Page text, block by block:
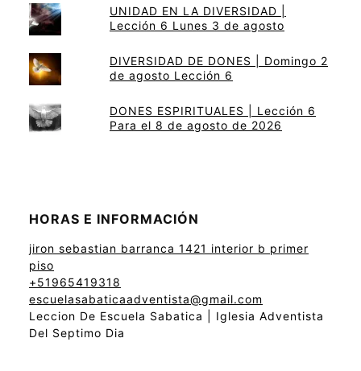
UNIDAD EN LA DIVERSIDAD |
Lección 6 Lunes 3 de agosto
DIVERSIDAD DE DONES | Domingo 2
de agosto Lección 6
DONES ESPIRITUALES | Lección 6
Para el 8 de agosto de 2026
HORAS E INFORMACIÓN
jiron sebastian barranca 1421 interior b primer
piso
+51965419318
escuelasabaticaadventista@gmail.com
Leccion De Escuela Sabatica | Iglesia Adventista
Del Septimo Dia